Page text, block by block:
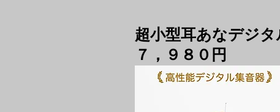
超小型耳あなデジタ
７，９８０円